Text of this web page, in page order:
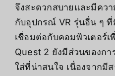
จึงสะดวกสบายและมีคว
กับอุปกรณ์ VR รุ่นอื่น ๆ
เชื่อมต่อกับคอมพิวเตอร์เ
Quest 2 ยังมีส่วนของก
ใส่ที่น่าสนใจ เนื่องจากมี